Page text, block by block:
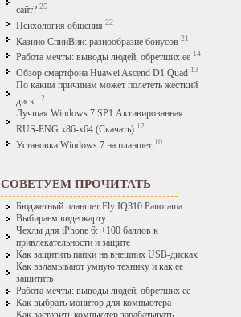
сайт? 25
Психология общения 22
Казино СпинВин: разнообразие бонусов 21
Работа мечты: выводы людей, обретших ее 14
Обзор смартфона Huawei Ascend D1 Quad 13
По каким причинам может полететь жесткий
диск 12
Лучшая Windows 7 SP1 Активированная
RUS-ENG x86-x64 (Скачать) 12
Установка Windows 7 на планшет 10
СОВЕТУЕМ ПРОЧИТАТЬ
Бюджетный планшет Fly IQ310 Panorama
Выбираем видеокарту
Чехлы для iPhone 6: +100 баллов к
привлекательности и защите
Как защитить папки на внешних USB-дисках
Как взламывают умную технику и как ее
защитить
Работа мечты: выводы людей, обретших ее
Как выбрать монитор для компьютера